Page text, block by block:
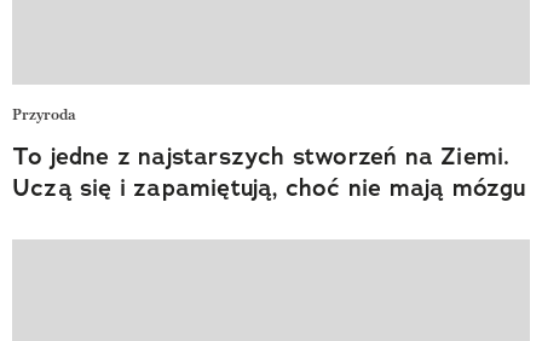
Przyroda
To jedne z najstarszych stworzeń na Ziemi.
Uczą się i zapamiętują, choć nie mają mózgu